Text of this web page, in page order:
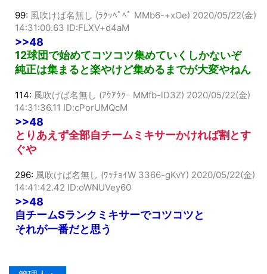
99:風吹けば名無し (ﾗｸｯﾍﾟﾍﾟ MMb6-+xOe)
14:31:00.63 ID:FLXV+d4aM
>>48
12球団で始めてコツコツ集めていくしかないぞ
114:風吹けば名無し (ｱｳｱｳｸｰ MMfb-lD3Z)
14:31:36.11 ID:cPorUMQcM
>>48
とりあえず全部自チームミキサーかければ割とす
296:風吹けば名無し (ﾜｯﾁｮｲW 3366-gKvY)
14:41:42.42 ID:oWNUVey60
>>48
自チームSランクミキサーでコツコツと